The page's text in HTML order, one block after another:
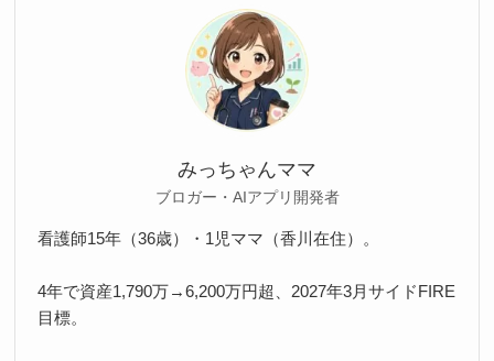
みっちゃんママ
ブロガー・AIアプリ開発者
看護師15年（36歳）・1児ママ（香川在住）。
4年で資産1,790万→6,200万円超、2027年3月サイドFIRE
目標。